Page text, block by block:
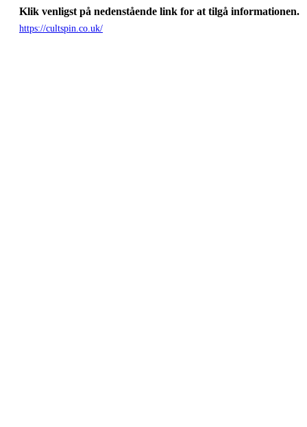
Klik venligst på nedenstående link for at tilgå informationen.
https://cultspin.co.uk/